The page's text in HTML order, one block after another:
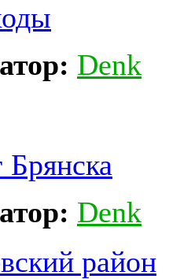
Denk
Брянска
Denk
район